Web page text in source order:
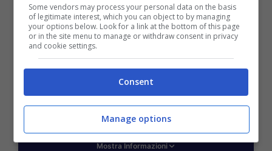
BONUS BENVENUTO LOTTOMATICA: 2050€
Fino a 2050€ bonus scommesse e sport
Per i nuovi utenti della piattaforma: 100% fino a 50€ in
Bonus Scommesse + 100% fino a 2000€ in Bonus
Sport
2050€
VERIFICA
Mostra Informazioni
Some vendors may process your personal data on the basis
of legitimate interest, which you can object to by managing
your options below. Look for a link at the bottom of this page
or in the site menu to manage or withdraw consent in privacy
and cookie settings.
Consent
Manage options